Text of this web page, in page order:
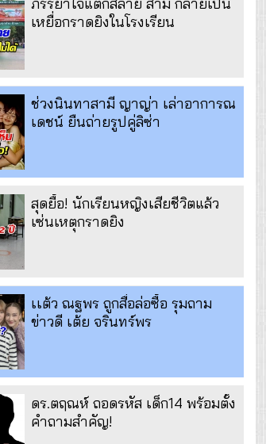
เหยื่อกราดยิงในโรงเรียน
ช่วงนินทาสามี ญาญ่า เล่าอาการณ
เดชน์ ยืนถ่ายรูปคู่ลิซ่า
สุดยื้อ! นักเรียนหญิงเสียชีวิตแล้ว
เซ่นเหตุกราดยิง
เเต้ว ณฐพร ถูกสื่อล่อซื้อ รุมถาม
ข่าวดี เต้ย จรินทร์พร
ดร.ตฤณห์ ถอดรหัส เด็ก14 พร้อมตั้ง
คำถามสำคัญ!